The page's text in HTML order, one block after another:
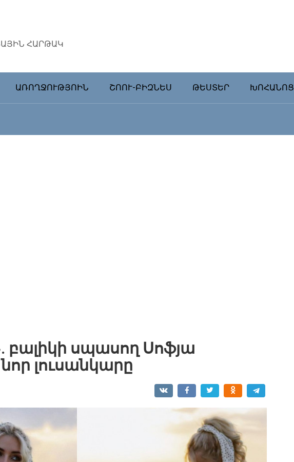
ՀԱՐԹԱԿ
ԱՌՈՂՋՈՒԹՅՈԻՆ ՇՈՈՒ-ԲԻԶՆԵՍ ԹԵՍՏԵՐ ԽՈՀԱՆՈՑ
բալիկի սպասող Սոֆյա
լուսանկարը